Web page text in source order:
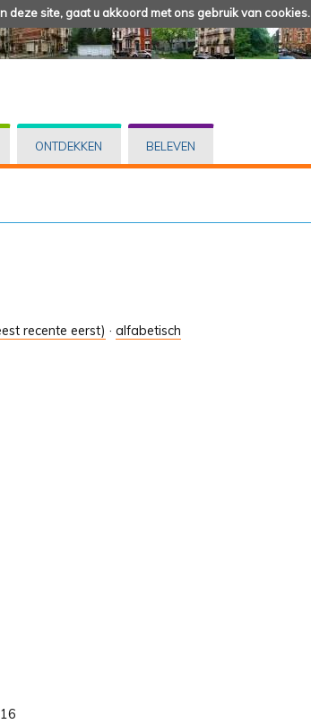
site, gaat u akkoord met ons gebruik van cookies.
ONTDEKKEN BELEVEN
recente eerst) · alfabetisch